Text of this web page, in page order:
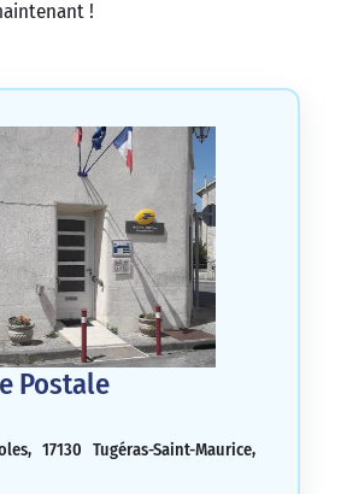
!
Postale
17130 Tugéras-Saint-Maurice,